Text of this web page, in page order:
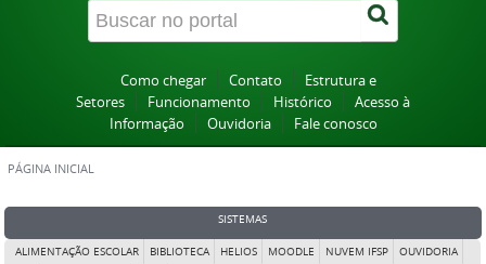
Como chegar Contato
Estrutura e
Setores
Funcionamento Histórico
Acesso à
Informação
Ouvidoria Fale conosco
PÁGINA INICIAL
SISTEMAS
ALIMENTAÇÃO ESCOLAR BIBLIOTECA HELIOS MOODLE NUVEM IFSP
OUVIDORIA